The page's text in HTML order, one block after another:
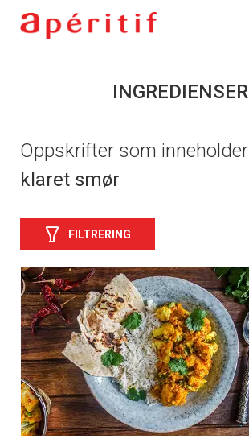
INGREDIENSER
Oppskrifter som inneholder
klaret smør
FILTRERING